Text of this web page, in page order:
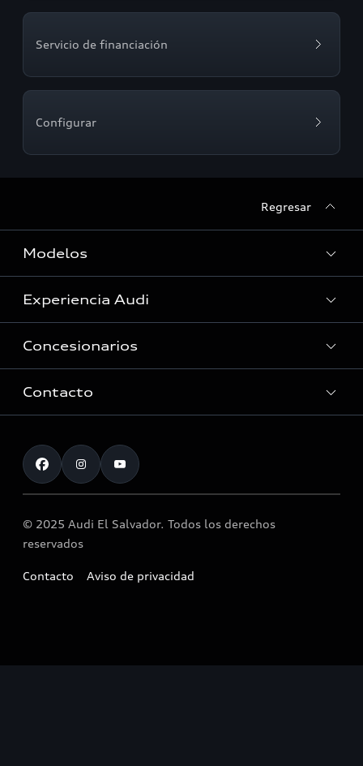
Servicio de financiación
Configurar
Regresar
Modelos
Ver Modelos
Experiencia Audi
Historia
Tecnologia quattro®
Audi Motorsport
Noticias
Concesionarios
Servicio Post Venta
Llamado a revisión airbag Takata
Contacto
Atención al cliente
© 2025 Audi El Salvador. Todos los derechos
reservados
Contacto Aviso de privacidad